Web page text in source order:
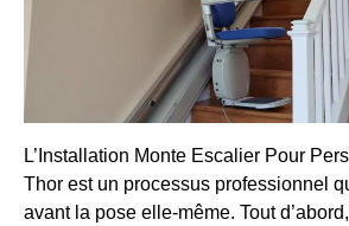
L’Installation Monte Escalier Pour
Thor est un processus professionnel
avant la pose elle-même. Tout